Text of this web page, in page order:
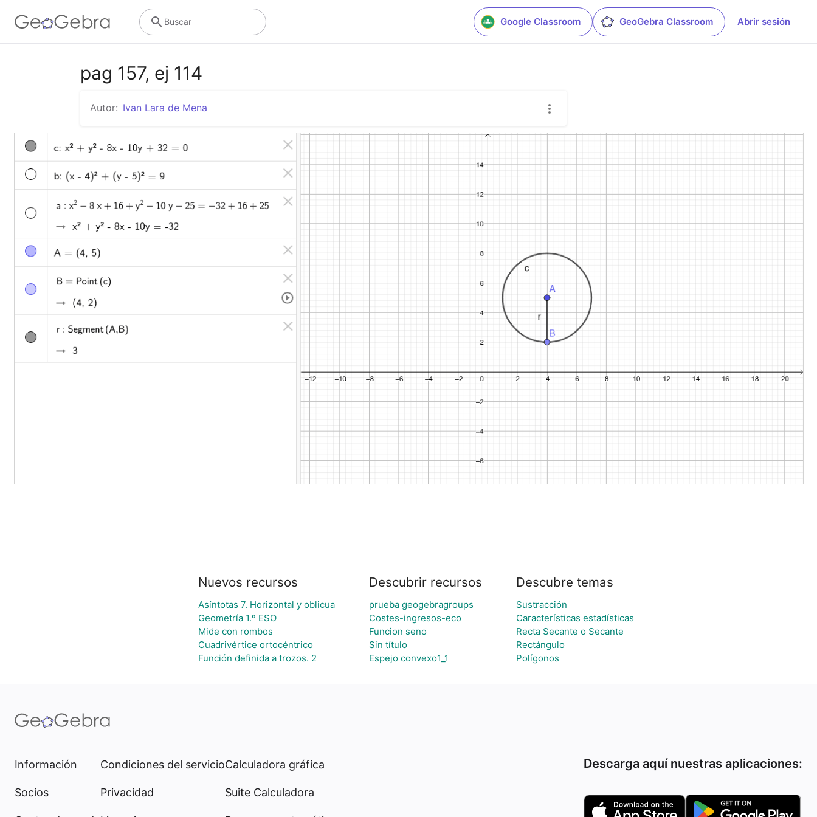
Google Classroom GeoGebra Classroom Abrir sesión
Buscar
pag 157, ej 114
Autor: Ivan Lara de Mena
Nuevos recursos
Asíntotas 7. Horizontal y oblicua
Geometría 1.º ESO
Mide con rombos
Cuadrivértice ortocéntrico
Función definida a trozos. 2
Descubrir recursos
prueba geogebragroups
Costes-ingresos-eco
Funcion seno
Sin título
Espejo convexo1_1
Descubre temas
Sustracción
Características estadísticas
Recta Secante o Secante
Rectángulo
Polígonos
Información
Socios
Condiciones del servicio
Privacidad
Calculadora gráfica
Suite Calculadora
Descarga aquí nuestras aplicaciones: